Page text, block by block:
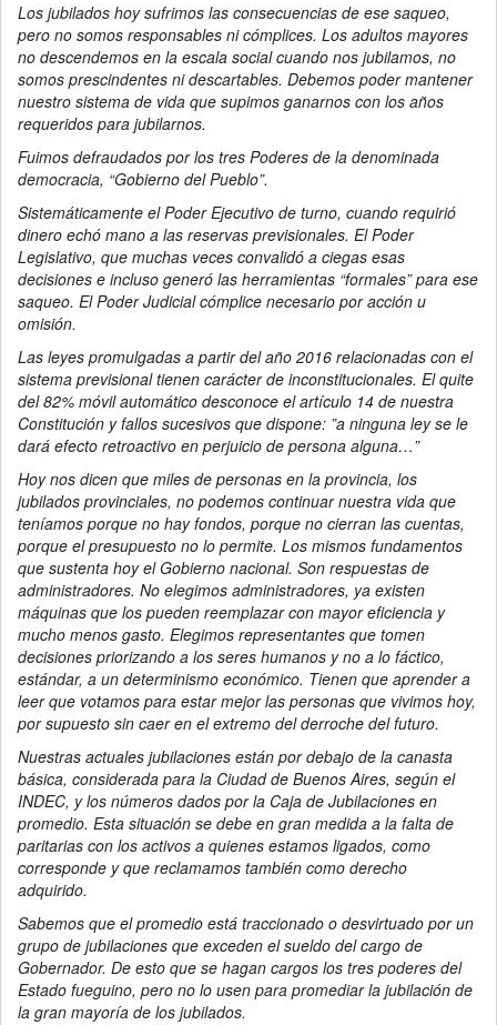
Los jubilados hoy sufrimos las consecuencias de ese saqueo,
pero no somos responsables ni cómplices. Los adultos mayores
no descendemos en la escala social cuando nos jubilamos, no
somos prescindentes ni descartables. Debemos poder mantener
nuestro sistema de vida que supimos ganarnos con los años
requeridos para jubilarnos.
Fuimos defraudados por los tres Poderes de la denominada
democracia, “Gobierno del Pueblo”.
Sistemáticamente el Poder Ejecutivo de turno, cuando requirió
dinero echó mano a las reservas previsionales. El Poder
Legislativo, que muchas veces convalidó a ciegas esas
decisiones e incluso generó las herramientas “formales” para ese
saqueo. El Poder Judicial cómplice necesario por acción u
omisión.
Las leyes promulgadas a partir del año 2016 relacionadas con el
sistema previsional tienen carácter de inconstitucionales. El quite
del 82% móvil automático desconoce el artículo 14 de nuestra
Constitución y fallos sucesivos que dispone: ”a ninguna ley se le
dará efecto retroactivo en perjuicio de persona alguna…”
Hoy nos dicen que miles de personas en la provincia, los
jubilados provinciales, no podemos continuar nuestra vida que
teníamos porque no hay fondos, porque no cierran las cuentas,
porque el presupuesto no lo permite. Los mismos fundamentos
que sustenta hoy el Gobierno nacional. Son respuestas de
administradores. No elegimos administradores, ya existen
máquinas que los pueden reemplazar con mayor eficiencia y
mucho menos gasto. Elegimos representantes que tomen
decisiones priorizando a los seres humanos y no a lo fáctico,
estándar, a un determinismo económico. Tienen que aprender a
leer que votamos para estar mejor las personas que vivimos hoy,
por supuesto sin caer en el extremo del derroche del futuro.
Nuestras actuales jubilaciones están por debajo de la canasta
básica, considerada para la Ciudad de Buenos Aires, según el
INDEC, y los números dados por la Caja de Jubilaciones en
promedio. Esta situación se debe en gran medida a la falta de
paritarias con los activos a quienes estamos ligados, como
corresponde y que reclamamos también como derecho
adquirido.
Sabemos que el promedio está traccionado o desvirtuado por un
grupo de jubilaciones que exceden el sueldo del cargo de
Gobernador. De esto que se hagan cargos los tres poderes del
Estado fueguino, pero no lo usen para promediar la jubilación de
la gran mayoría de los jubilados.